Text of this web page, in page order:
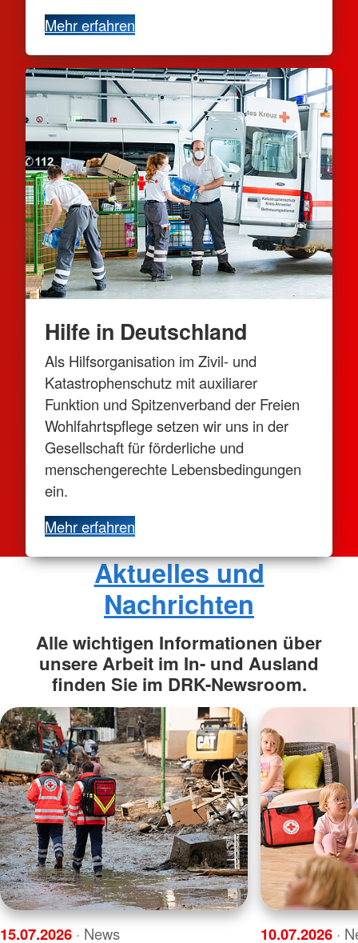
Mehr erfahren
Hilfe in Deutschland
Als Hilfsorganisation im Zivil- und
Katastrophenschutz mit auxiliarer
Funktion und Spitzenverband der Freien
Wohlfahrtspflege setzen wir uns in der
Gesellschaft für förderliche und
menschengerechte Lebensbedingungen
ein.
Mehr erfahren
Aktuelles und
Nachrichten
Alle wichtigen Informationen über
unsere Arbeit im In- und Ausland
finden Sie im DRK-Newsroom.
15.07.2026 · News 10.07.2026 ·